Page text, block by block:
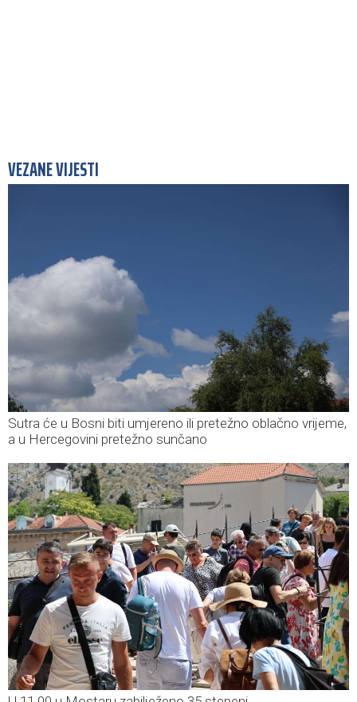
VEZANE VIJESTI
Sutra će u Bosni biti umjereno ili pretežno oblačno vrijeme,
a u Hercegovini pretežno sunčano